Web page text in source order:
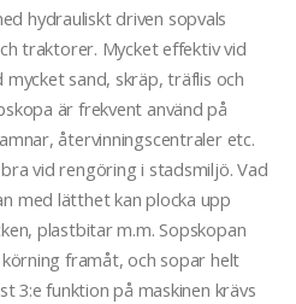
hydrauliskt driven sopvals
traktorer. Mycket effektiv vid
sand, skräp, träflis och
är frekvent använd på
återvinningscentraler etc.
vid rengöring i stadsmiljö. Vad
med lätthet kan plocka upp
plastbitar m.m. Sopskopan
framåt, och sopar helt
3:e funktion på maskinen krävs